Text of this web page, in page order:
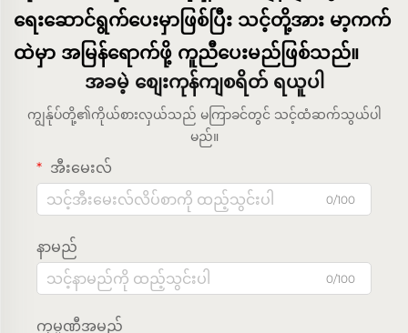
ရေးဆောင်ရွက်ပေးမှာဖြစ်ပြီး သင့်တို့အား မာ့ကက်
ထဲမှာ အမြန်ရောက်ဖို့ ကူညီပေးမည်ဖြစ်သည်။
အခမဲ့ စျေးကုန်ကျစရိတ် ရယူပါ
ကျွန်ုပ်တို့၏ကိုယ်စားလှယ်သည် မကြာခင်တွင် သင့်ထံဆက်သွယ်ပါ
မည်။
အီးမေးလ်
0/100
နာမည်
0/100
ကုမ္ပဏီအမည်